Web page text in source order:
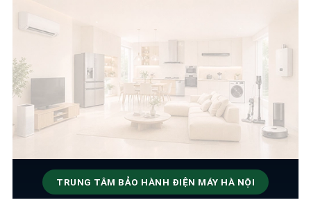
TRUNG TÂM BẢO HÀNH ĐIỆN MÁY HÀ NỘI